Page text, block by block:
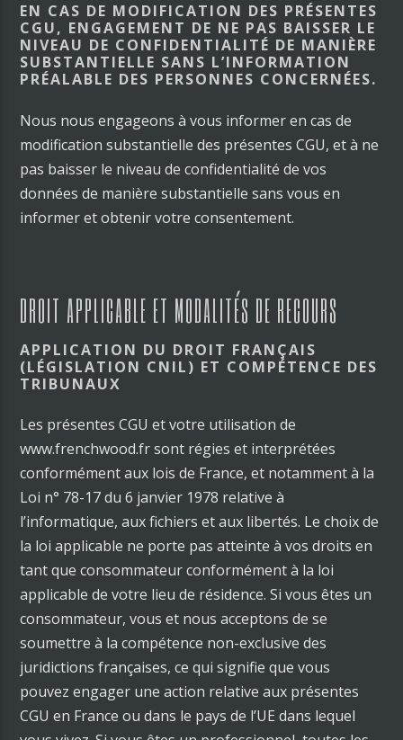
EN CAS DE MODIFICATION DES PRÉSENTES
CGU, ENGAGEMENT DE NE PAS BAISSER LE
NIVEAU DE CONFIDENTIALITÉ DE MANIÈRE
SUBSTANTIELLE SANS L’INFORMATION
PRÉALABLE DES PERSONNES CONCERNÉES.
Nous nous engageons à vous informer en cas de
modification substantielle des présentes CGU, et à ne
pas baisser le niveau de confidentialité de vos
données de manière substantielle sans vous en
informer et obtenir votre consentement.
DROIT APPLICABLE ET MODALITÉS DE RECOURS
APPLICATION DU DROIT FRANÇAIS
(LÉGISLATION CNIL) ET COMPÉTENCE DES
TRIBUNAUX
Les présentes CGU et votre utilisation de
www.frenchwood.fr sont régies et interprétées
conformément aux lois de France, et notamment à la
Loi n° 78-17 du 6 janvier 1978 relative à
l’informatique, aux fichiers et aux libertés. Le choix de
la loi applicable ne porte pas atteinte à vos droits en
tant que consommateur conformément à la loi
applicable de votre lieu de résidence. Si vous êtes un
consommateur, vous et nous acceptons de se
soumettre à la compétence non-exclusive des
juridictions françaises, ce qui signifie que vous
pouvez engager une action relative aux présentes
CGU en France ou dans le pays de l’UE dans lequel